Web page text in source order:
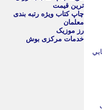
ترین قیمت
چاپ کتاب ویژه رتبه بندی
معلمان
رز موزیک
خدمات مرکزی بوش